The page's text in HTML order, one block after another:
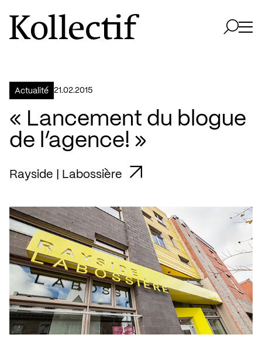
Aller à la page d'accueil
Logo Kollectif
Actualité 21.02.2015
« Lancement du blogue
de l’agence! »
Rayside | Labossière